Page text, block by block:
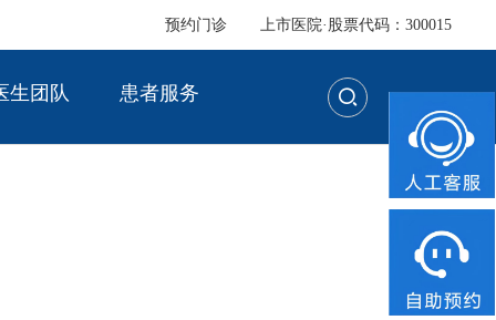
预约门诊 上市医院·股票代码：300015
生团队 患者服务